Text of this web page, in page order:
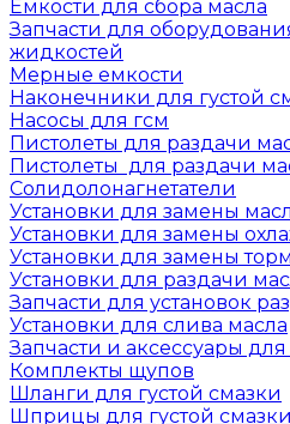
Емкости для сбора масла
Запчасти для
жидкостей
Мерные емкости
Наконечники для густой
Насосы для гсм
Пистолеты для раздачи
Пистолеты для раздачи
Солидолонагнетатели
Установки для замены
Установки для замены
Установки для замены
Установки для раздачи
Запчасти для установок
Установки для слива масла
Запчасти и аксессуары
Комплекты щупов
Шланги для густой смазки
Шприцы для густой смазки